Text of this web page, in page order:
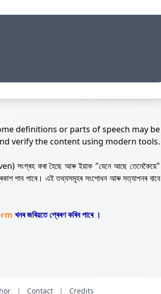
definitions or parts of speech may be
verify the content using modern tools.
সংগ্ৰহ কৰা হৈছে আৰু ইয়াক "যেনে আছে তেনেকৈয়ে"
পাব পাৰে। এই তথ্যসমূহৰ সংশোধন আৰু সত্যাপনৰ বাবে
খনৰ জৰিয়তে প্ৰেৰণ কৰিব পাৰে ।
| Contact | Credits